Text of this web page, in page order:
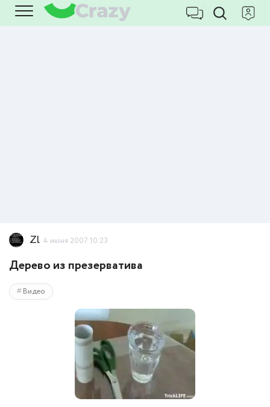
Zl 4 июня 2007 10:23
Дерево из презерватива
Видео